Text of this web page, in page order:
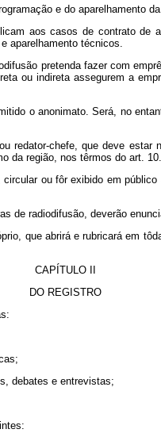
e do aparelhamento
casos de contrato de
aparelhamento técnicos.
pretenda fazer com
ou indireta assegurem a
o anonimato. Será, no
chefe, que deve estar
da região, nos têrmos do art. 10.
ou fôr exibido em
radiodifusão, deverão
que abrirá e rubricará em
CAPÍTULO II
DO REGISTRO
debates e entrevistas;